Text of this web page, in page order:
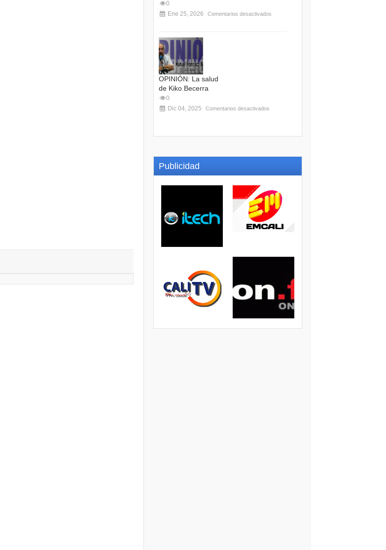
0
Ene 25, 2026
Comentarios desactivados
OPINIÓN: La salud
de Kiko Becerra
0
Dic 04, 2025
Comentarios desactivados
Publicidad